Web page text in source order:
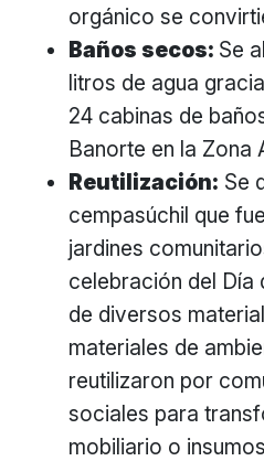
orgánico se
Baños secos: Se
litros de agua
24 cabinas de
Banorte en la Zona
Reutilización: Se
cempasúchil que
jardines
celebración del Día
de diversos
materiales de
reutilizaron por
sociales para
mobiliario o